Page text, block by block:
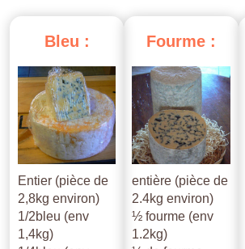
Bleu :
Entier (pièce de
2,8kg environ)
1/2bleu (env
1,4kg)
Fourme :
entière (pièce de
2.4kg environ)
½ fourme (env
1.2kg)